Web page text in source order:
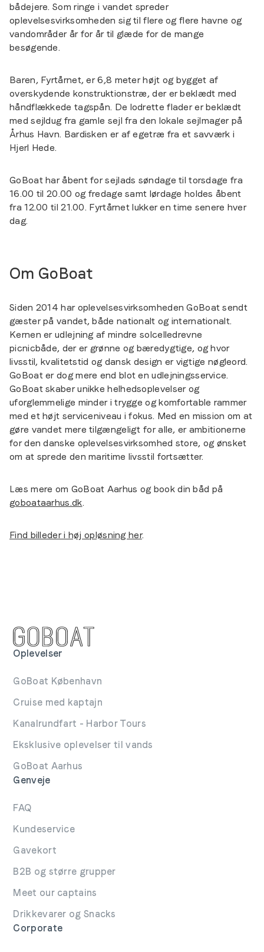
bådejere. Som ringe i vandet spreder
oplevelsesvirksomheden sig til flere og flere havne og
vandområder år for år til glæde for de mange
besøgende.
Baren, Fyrtårnet, er 6,8 meter højt og bygget af
overskydende konstruktionstræ, der er beklædt med
håndflækkede tagspån. De lodrette flader er beklædt
med sejldug fra gamle sejl fra den lokale sejlmager på
Århus Havn. Bardisken er af egetræ fra et savværk i
Hjerl Hede.
GoBoat har åbent for sejlads søndage til torsdage fra
16.00 til 20.00 og fredage samt lørdage holdes åbent
fra 12.00 til 21.00. Fyrtårnet lukker en time senere hver
dag.
Om GoBoat
Siden 2014 har oplevelsesvirksomheden GoBoat sendt
gæster på vandet, både nationalt og internationalt.
Kernen er udlejning af mindre solcelledrevne
picnicbåde, der er grønne og bæredygtige, og hvor
livsstil, kvalitetstid og dansk design er vigtige nøgleord.
GoBoat er dog mere end blot en udlejningsservice.
GoBoat skaber unikke helhedsoplevelser og
uforglemmelige minder i trygge og komfortable rammer
med et højt serviceniveau i fokus. Med en mission om at
gøre vandet mere tilgængeligt for alle, er ambitionerne
for den danske oplevelsesvirksomhed store, og ønsket
om at sprede den maritime livsstil fortsætter.
Læs mere om GoBoat Aarhus og book din båd på
goboataarhus.dk.
Find billeder i høj opløsning her.
Oplevelser
GoBoat København
Cruise med kaptajn
Kanalrundfart - Harbor Tours
Eksklusive oplevelser til vands
GoBoat Aarhus
Genveje
FAQ
Kundeservice
Gavekort
B2B og større grupper
Meet our captains
Drikkevarer og Snacks
Corporate